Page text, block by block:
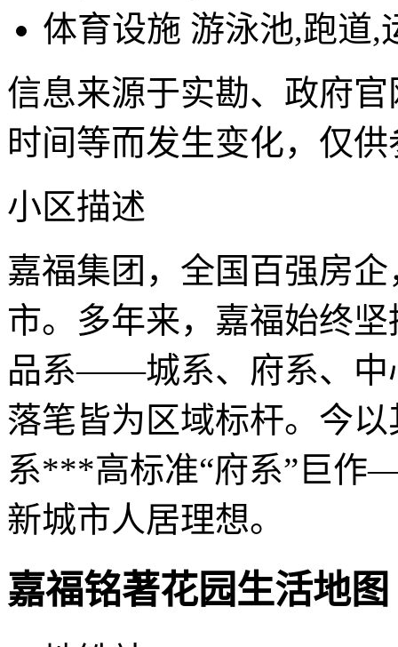
体育设施 游泳池,跑道,
信息来源于实勘、政府
时间等而发生变化，仅
小区描述
嘉福集团，全国百强房
市。多年来，嘉福始终
品系——城系、府系、中
落笔皆为区域标杆。今
系***高标准“府系”巨作
新城市人居理想。
嘉福铭著花园生活地图